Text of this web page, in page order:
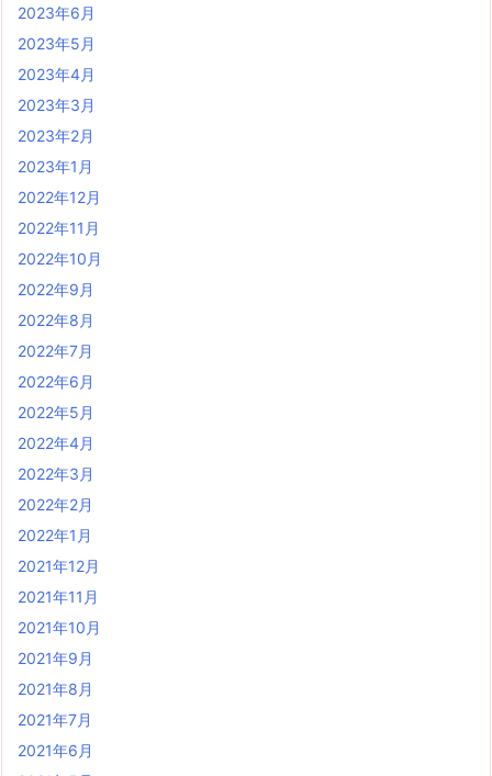
2023年6月
2023年5月
2023年4月
2023年3月
2023年2月
2023年1月
2022年12月
2022年11月
2022年10月
2022年9月
2022年8月
2022年7月
2022年6月
2022年5月
2022年4月
2022年3月
2022年2月
2022年1月
2021年12月
2021年11月
2021年10月
2021年9月
2021年8月
2021年7月
2021年6月